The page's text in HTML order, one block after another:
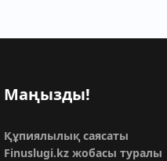
Маңызды!
Құпиялылық саясаты
Finuslugi.kz жобасы туралы